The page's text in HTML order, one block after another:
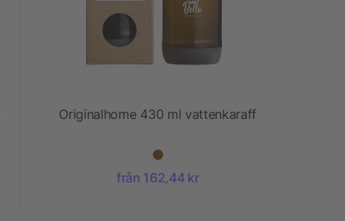
Originalhome 430 ml vattenkaraff
från 162,44 kr